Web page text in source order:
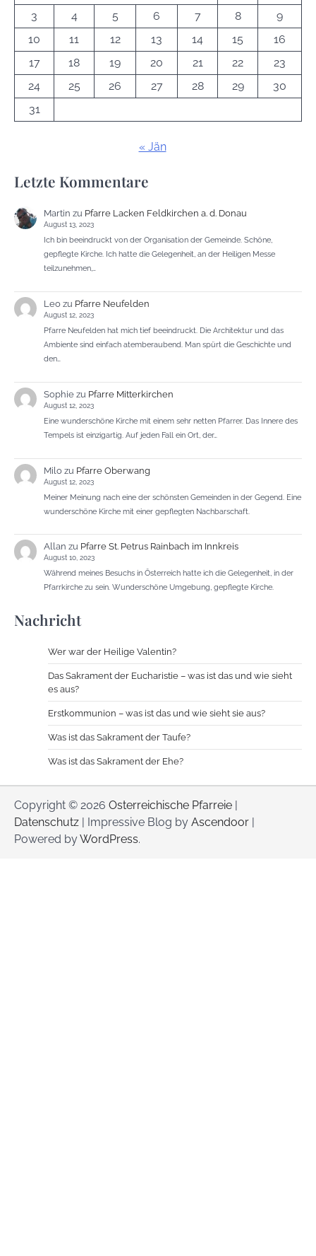
3
4 5 6 7 8
9
10
11 12 13 14 15
16
17
18 19 20 21 22
23
24
25 26 27 28 29
30
31
« Jän
Letzte Kommentare
Martin zu Pfarre Lacken Feldkirchen a. d. Donau
August 13, 2023
Ich bin beeindruckt von der Organisation der Gemeinde. Schöne,
gepflegte Kirche. Ich hatte die Gelegenheit, an der Heiligen Messe
teilzunehmen,…
Leozu Pfarre Neufelden
August 12, 2023
Pfarre Neufelden hat mich tief beeindruckt. Die Architektur und das
Ambiente sind einfach atemberaubend. Man spürt die Geschichte und
den…
Sophiezu Pfarre Mitterkirchen
August 12, 2023
Eine wunderschöne Kirche mit einem sehr netten Pfarrer. Das Innere des
Tempels ist einzigartig. Auf jeden Fall ein Ort, der…
Milozu Pfarre Oberwang
August 12, 2023
Meiner Meinung nach eine der schönsten Gemeinden in der Gegend. Eine
wunderschöne Kirche mit einer gepflegten Nachbarschaft.
Allan zu Pfarre St. Petrus Rainbach im Innkreis
August 10, 2023
Während meines Besuchs in Österreich hatte ich die Gelegenheit, in der
Pfarrkirche zu sein. Wunderschöne Umgebung, gepflegte Kirche.
Nachricht
Wer war der Heilige Valentin?
Das Sakrament der Eucharistie – was ist das und wie sieht
es aus?
Erstkommunion – was ist das und wie sieht sie aus?
Was ist das Sakrament der Taufe?
Was ist das Sakrament der Ehe?
Copyright © 2026 Osterreichische Pfarreie
Datenschutz | Impressive Blog by Ascendoor
Powered byWordPress.